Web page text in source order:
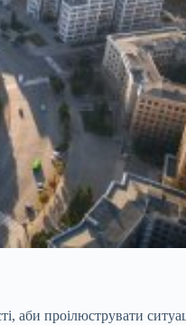
аби проілюструвати